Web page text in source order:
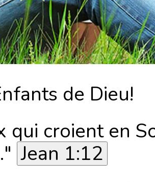
de Dieu!
croient en
Jean 1:12